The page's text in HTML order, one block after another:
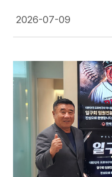
2026-07-09